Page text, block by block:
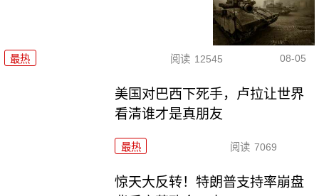
最热 阅读 12545 08-05
美国对巴西下死手，卢拉让世界
看清谁才是真朋友
最热 阅读 7069
惊天大反转！特朗普支持率崩盘